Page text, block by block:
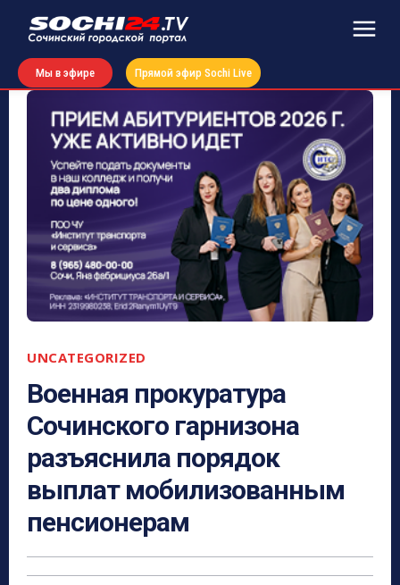
Мы в эфире Прямой эфир Sochi Live
UNCATEGORIZED
Военная прокуратура
Сочинского гарнизона
разъяснила порядок
выплат мобилизованным
пенсионерам